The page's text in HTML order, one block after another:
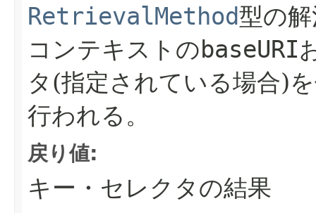
RetrievalMethod型の
コンテキストのbaseURI
タ(指定されている場合)
行われる。
戻り値:
キー・セレクタの結果